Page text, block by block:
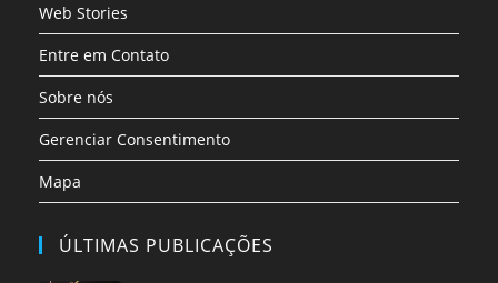
Web Stories
Entre em Contato
Sobre nós
Gerenciar Consentimento
Mapa
ÚLTIMAS PUBLICAÇÕES